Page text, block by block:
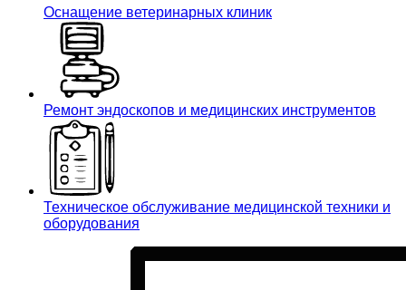
Оснащение ветеринарных клиник
Ремонт эндоскопов и медицинских инструментов
Техническое обслуживание медицинской техники и
оборудования